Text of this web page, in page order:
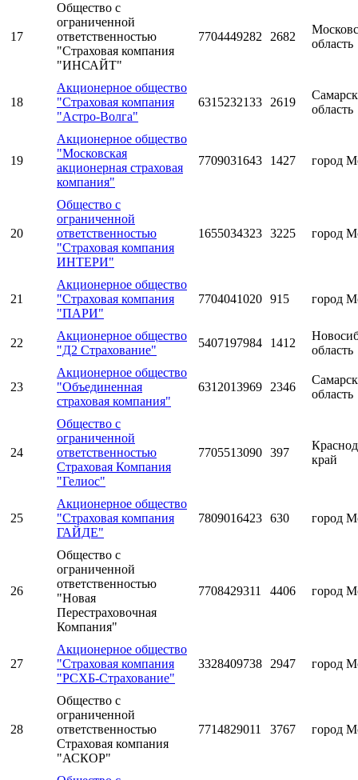
17
Общество с
ограниченной
ответственностью
"Страховая компания
"ИНСАЙТ"
7704449282 2682
область
18
Акционерное общество
"Страховая компания
"Астро-Волга"
6315232133 2619
область
19
Акционерное общество
"Московская
акционерная страховая
компания"
7709031643 1427 город
20
Общество с
ограниченной
ответственностью
"Страховая компания
ИНТЕРИ"
1655034323 3225 город
21
Акционерное общество
"Страховая компания
"ПАРИ"
7704041020 915 город
22
Акционерное общество
"Д2 Страхование"
5407197984 1412
область
23
Акционерное общество
"Объединенная
страховая компания"
6312013969 2346
область
24
Общество с
ограниченной
ответственностью
Страховая Компания
"Гелиос"
7705513090 397
край
25
Акционерное общество
"Страховая компания
ГАЙДЕ"
7809016423 630 город
26
Общество с
ограниченной
ответственностью
"Новая
Перестраховочная
Компания"
7708429311 4406 город
27
Акционерное общество
"Страховая компания
"РСХБ-Страхование"
3328409738 2947 город
28
Общество с
ограниченной
ответственностью
Страховая компания
"АСКОР"
7714829011 3767 город